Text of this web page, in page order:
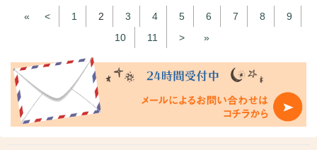
« < 1 2 3 4 5 6 7 8
9
10
11 > »